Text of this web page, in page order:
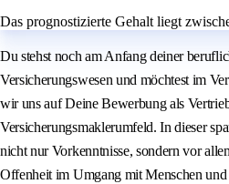
Das prognostizierte Gehalt liegt
Du stehst noch am Anfang deiner
Versicherungswesen und möchtest im
wir uns auf Deine Bewerbung als
Versicherungsmaklerumfeld. In dieser
nicht nur Vorkenntnisse, sondern vor
Offenheit im Umgang mit Menschen